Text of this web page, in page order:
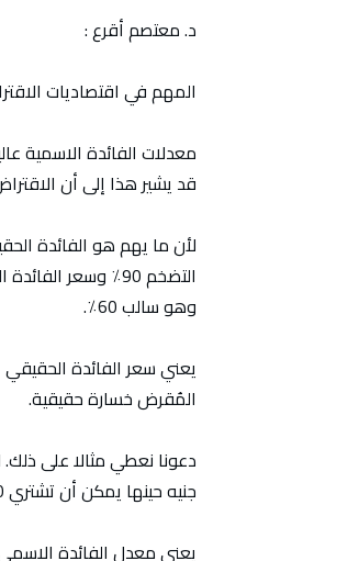
د. معتصم أقرع :
المهم في اقتصاديات
قد يشير هذا إلى أن
لأن ما يهم هو الفائدة
وهو سالب 60٪.
يعني سعر الفائدة
المُقرض خسارة حقيقية.
جنيه حينها يمكن أن تشتري 20 قطعة فلافل، أي أن القطعة الواحدة تكلف عشرة جنيهات.
يعني معدل الفائدة الاسمي